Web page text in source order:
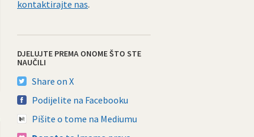
kontaktirajte nas.
DJELUJTE PREMA ONOME ŠTO STE
NAUČILI
Share on X
Podijelite na Facebooku
Pišite o tome na Mediumu